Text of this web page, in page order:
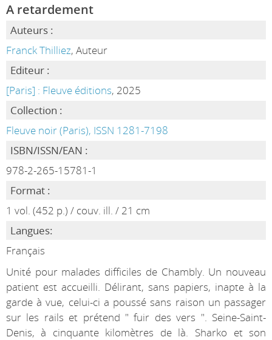
A retardement
Auteurs :
Franck Thilliez, Auteur
Editeur :
[Paris] : Fleuve éditions, 2025
Collection :
Fleuve noir (Paris), ISSN 1281-7198
ISBN/ISSN/EAN :
978-2-265-15781-1
Format :
1 vol. (452 p.) / couv. ill. / 21 cm
Langues:
Français
Unité pour malades difficiles de Chambly. Un nouveau
patient est accueilli. Délirant, sans papiers, inapte à la
garde à vue, celui-ci a poussé sans raison un passager
sur les rails et prétend " fuir des vers ". Seine-Saint-
Denis, à cinquante kilomètres de là. Sharko et son